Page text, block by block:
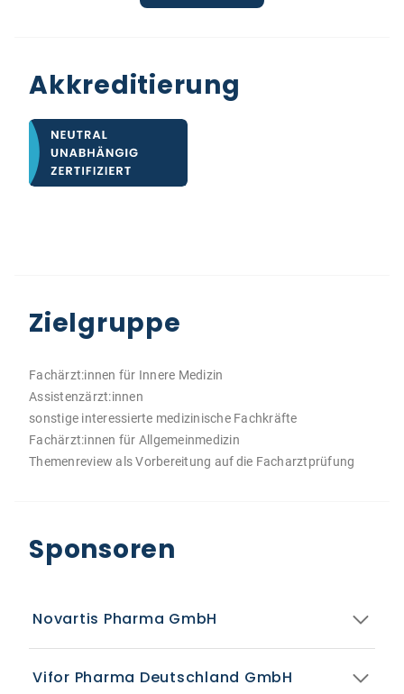
Akkreditierung
Zielgruppe
Fachärzt:innen für Innere Medizin
Assistenzärzt:innen
sonstige interessierte medizinische Fachkräfte
Fachärzt:innen für Allgemeinmedizin
Themenreview als Vorbereitung auf die Facharztprüfung
Sponsoren
Novartis Pharma GmbH
Vifor Pharma Deutschland GmbH